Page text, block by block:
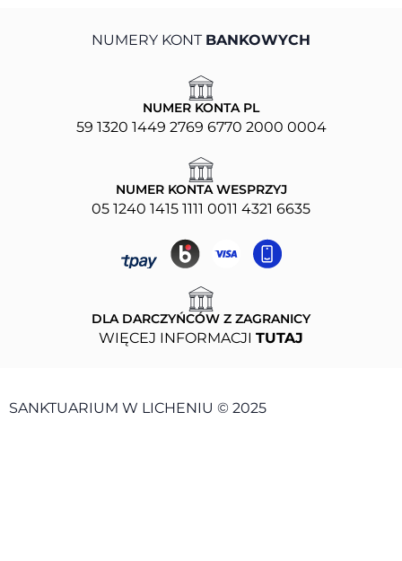
NUMERY KONT BANKOWYCH
NUMER KONTA PL
59 1320 1449 2769 6770 2000 0004
NUMER KONTA WESPRZYJ
05 1240 1415 1111 0011 4321 6635
DLA DARCZYŃCÓW Z ZAGRANICY
WIĘCEJ INFORMACJI TUTAJ
SANKTUARIUM W LICHENIU © 2025